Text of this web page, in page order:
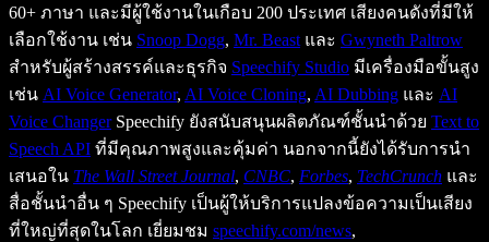
60+ ภาษา และมีผู้ใช้งานในเกือบ 200 ประเทศ เสียงคนดังที่มีให้
เลือกใช้งาน เช่น Snoop Dogg, Mr. Beast และ Gwyneth Paltrow
สำหรับผู้สร้างสรรค์และธุรกิจ Speechify Studio มีเครื่องมือขั้นสูง
เช่น AI Voice Generator, AI Voice Cloning, AI Dubbing และ AI
Voice ChangerSpeechify ยังสนับสนุนผลิตภัณฑ์ชั้นนำด้วย Text to
Speech API ที่มีคุณภาพสูงและคุ้มค่า นอกจากนี้ยังได้รับการนำ
เสนอใน The Wall Street Journal, CNBC, Forbes, TechCrunch และ
สื่อชั้นนำอื่น ๆ Speechify เป็นผู้ให้บริการแปลงข้อความเป็นเสียง
ที่ใหญ่ที่สุดในโลก เยี่ยมชม speechify.com/news,